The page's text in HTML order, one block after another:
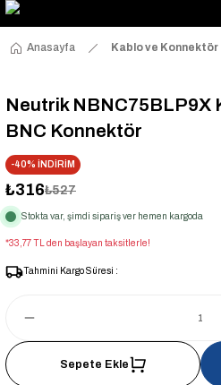
Anasayfa Kablo ve Konnektör
Neutrik NBNC75BLP9X
BNC Konnektör
-40% İNDİRİM
₺316₺527
Stokta var, şimdi sipariş ver hemen kargoda
*33,77 TL den başlayan taksitlerle!
Tahmini Kargo Süresi :
Sepete Ekle